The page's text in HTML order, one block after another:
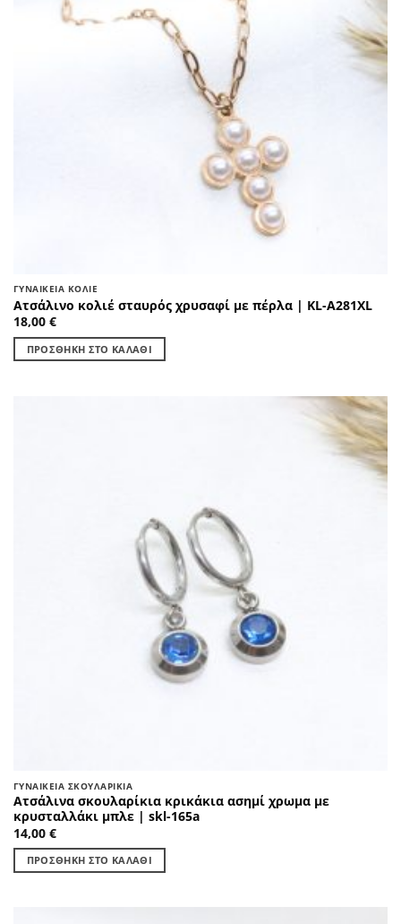
ΓΥΝΑΙΚΕΊΑ ΚΟΛΙΈ
Ατσάλινο κολιέ σταυρός χρυσαφί με πέρλα | KL-A281XL
18,00 €
ΠΡΟΣΘΉΚΗ ΣΤΟ ΚΑΛΆΘΙ
ΓΥΝΑΙΚΕΊΑ ΣΚΟΥΛΑΡΊΚΙΑ
Ατσάλινα σκουλαρίκια κρικάκια ασημί χρωμα με
κρυσταλλάκι μπλε | skl-165a
14,00 €
ΠΡΟΣΘΉΚΗ ΣΤΟ ΚΑΛΆΘΙ